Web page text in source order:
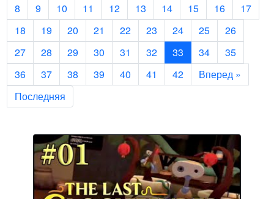
8
9 10 11 12 13 14 15 16
17
18
19 20 21 22 23 24 25
26
27
28 29 30 31 32 33 34
35
36
37 38 39 40 41 42
Вперед »
Последняя